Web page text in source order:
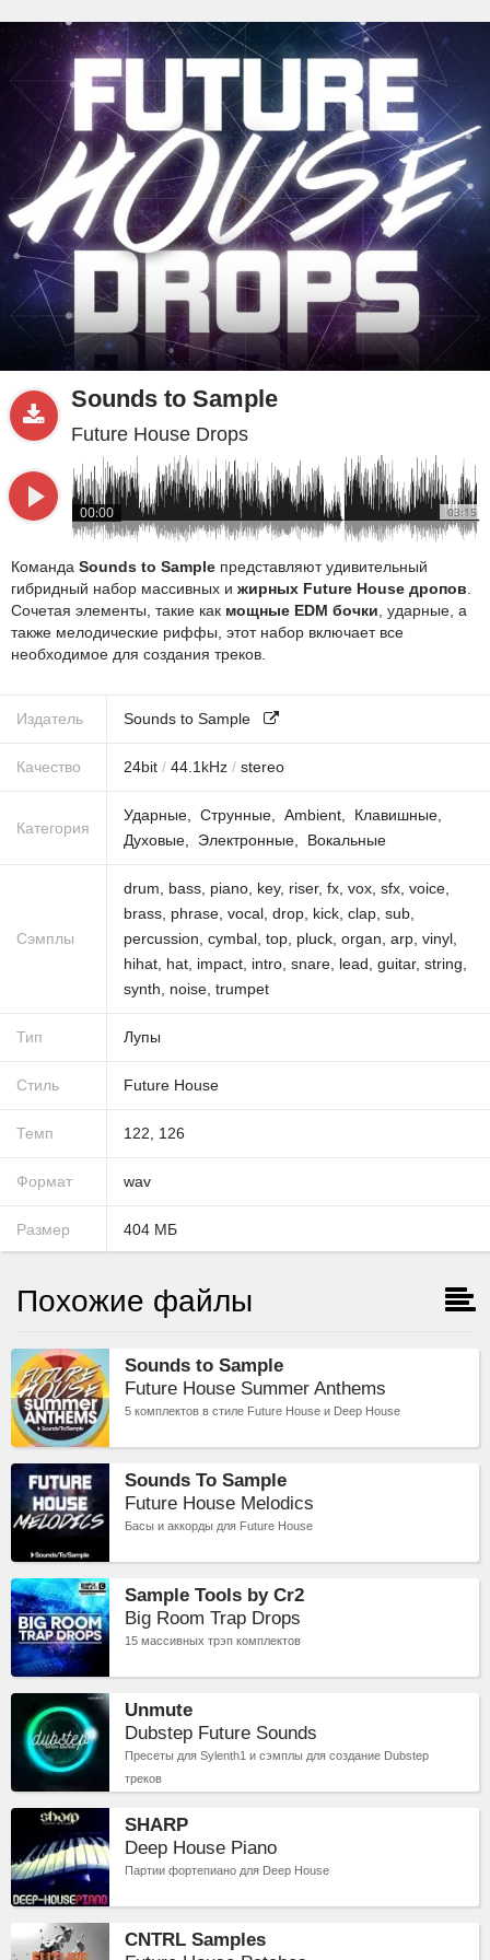
SamplePRO.ru
beta
Sounds to Sample
Future House Drops
03:15
00:00
Команда Sounds to Sample представляют удивительный
гибридный набор массивных и жирных Future House дропов
Сочетая элементы, такие как мощные EDM бочки , ударные, а
также мелодические риффы, этот набор включает все
необходимое для создания треков.
Издатель Sounds to Sample
Качество 24bit / 44.1 kHz / stereo
Категория
Ударные Струнные Ambient
Клавишные
Духовые
Электронные Вокальные
Сэмплы
drum bass piano key, riser, fx vox sfx voice
brass phrase vocal drop kick clap sub
percussion cymbal top pluck organ arp vinyl
hihat hat impact intro snare lead guitar, string
synth
noise trumpet
Тип Лупы
Стиль Future House
Темп 122 126
Формат wav
Размер 404 МБ
Похожие файлы
Sounds to Sample
Future House Summer Anthems
5 комплектов в стиле Future House и Deep House
Sounds To Sample
Future House Melodics
Басы и аккорды для Future House
Sample Tools by Cr2
Big Room Trap Drops
15 массивных трэп комплектов
Unmute
Dubstep Future Sounds
Пресеты для Sylenth1 и сэмплы для создание Dubstep
треков
SHARP
Deep House Piano
Партии фортепиано для Deep House
CNTRL Samples